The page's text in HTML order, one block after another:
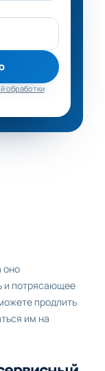
обработки
оно
и потрясающее
продлить
им на